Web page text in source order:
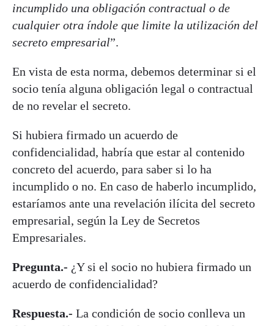
incumplido una obligación contractual o de
cualquier otra índole que limite la utilización del
secreto empresarial”.
En vista de esta norma, debemos determinar si el
socio tenía alguna obligación legal o contractual
de no revelar el secreto.
Si hubiera firmado un acuerdo de
confidencialidad, habría que estar al contenido
concreto del acuerdo, para saber si lo ha
incumplido o no. En caso de haberlo incumplido,
estaríamos ante una revelación ilícita del secreto
empresarial, según la Ley de Secretos
Empresariales.
Pregunta.- ¿Y si el socio no hubiera firmado un
acuerdo de confidencialidad?
Respuesta.- La condición de socio conlleva un